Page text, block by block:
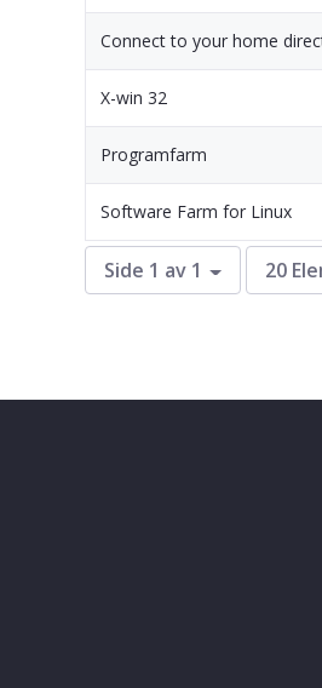
Connect to your home
X-win 32
Programfarm
Software Farm for Linux
Side 1 av 1 20